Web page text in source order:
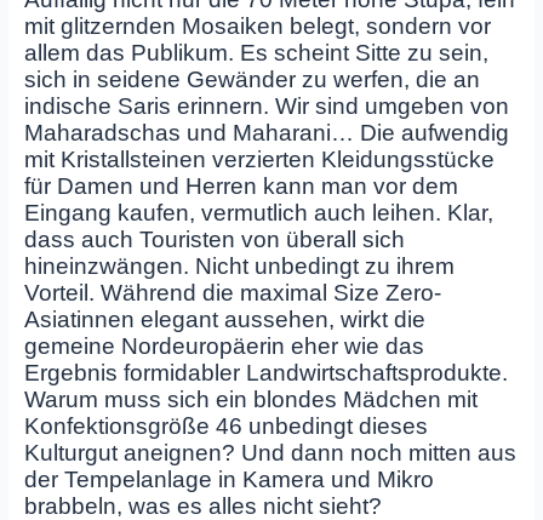
mit glitzernden Mosaiken belegt, sondern vor
allem das Publikum. Es scheint Sitte zu sein,
sich in seidene Gewänder zu werfen, die an
indische Saris erinnern. Wir sind umgeben von
Maharadschas und Maharani… Die aufwendig
mit Kristallsteinen verzierten Kleidungsstücke
für Damen und Herren kann man vor dem
Eingang kaufen, vermutlich auch leihen. Klar,
dass auch Touristen von überall sich
hineinzwängen. Nicht unbedingt zu ihrem
Vorteil. Während die maximal Size Zero-
Asiatinnen elegant aussehen, wirkt die
gemeine Nordeuropäerin eher wie das
Ergebnis formidabler Landwirtschaftsprodukte.
Warum muss sich ein blondes Mädchen mit
Konfektionsgröße 46 unbedingt dieses
Kulturgut aneignen? Und dann noch mitten aus
der Tempelanlage in Kamera und Mikro
brabbeln, was es alles nicht sieht?